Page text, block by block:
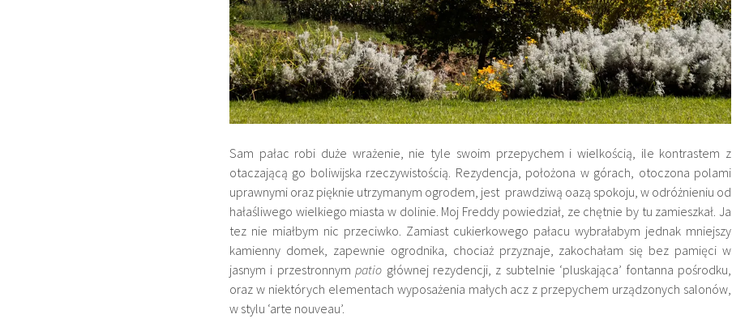
Sam pałac robi duże wrażenie, nie tyle swoim przepychem i wielkością, ile kontrastem z
otaczającą go boliwijska rzeczywistością. Rezydencja, położona w górach, otoczona polami
uprawnymi oraz pięknie utrzymanym ogrodem, jest prawdziwą oazą spokoju, w odróżnieniu od
hałaśliwego wielkiego miasta w dolinie. Moj Freddy powiedział, ze chętnie by tu zamieszkał. Ja
tez nie miałbym nic przeciwko. Zamiast cukierkowego pałacu wybrałabym jednak mniejszy
kamienny domek, zapewnie ogrodnika, chociaż przyznaje, zakochałam się bez pamięci w
jasnym i przestronnym patio głównej rezydencji, z subtelnie ‘pluskająca’ fontanna pośrodku,
oraz w niektórych elementach wyposażenia małych acz z przepychem urządzonych salonów,
w stylu ‘arte nouveau’.